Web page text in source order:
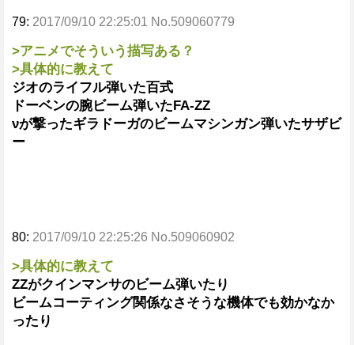
79: 2017/09/10 22:25:01 No.509060779
>アニメでそういう描写ある？
>具体的に教えて
ジオのライフル弾いた百式
ドーベンの腕ビーム弾いたFA-ZZ
νが撃ったギラドーガのビームマシンガン弾いたサザビ
ー
80: 2017/09/10 22:25:26 No.509060902
>具体的に教えて
ZZがクインマンサのビーム弾いたり
ビームコーティング関係なさそうな機体でも効かなか
ったり